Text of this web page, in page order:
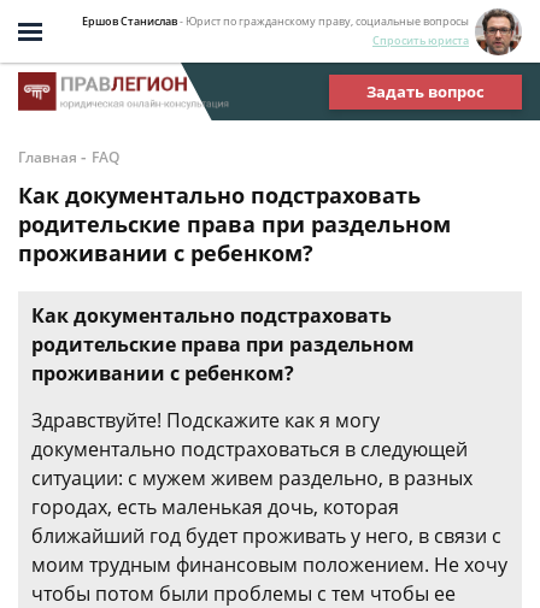
Ершов Станислав- Юрист по гражданскому праву, социальные вопросы
Спросить юриста
Задать вопрос
Главная - FAQ
Как документально подстраховать
родительские права при раздельном
проживании с ребенком?
Как документально подстраховать
родительские права при раздельном
проживании с ребенком?
Здравствуйте! Подскажите как я могу
документально подстраховаться в следующей
ситуации: с мужем живем раздельно, в разных
городах, есть маленькая дочь, которая
ближайший год будет проживать у него, в связи с
моим трудным финансовым положением. Не хочу
чтобы потом были проблемы с тем чтобы ее